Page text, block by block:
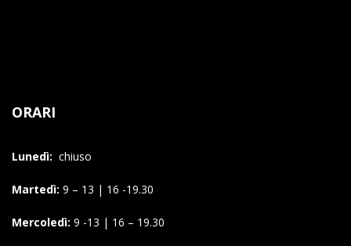
ORARI
Lunedì: chiuso
Martedì: 9 – 13 | 16 -19.30
Mercoledì: 9 -13 | 16 – 19.30